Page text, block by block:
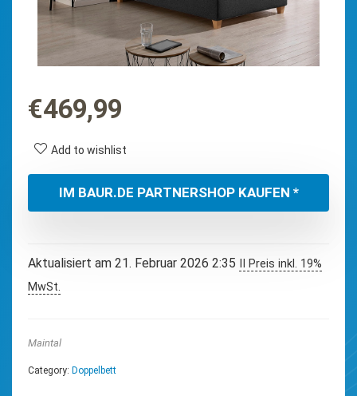
€469,99
Add to wishlist
IM BAUR.DE PARTNERSHOP KAUFEN *
Aktualisiert am 21. Februar 2026 2:35
II Preis inkl. 19%
MwSt.
Maintal
Category: Doppelbett